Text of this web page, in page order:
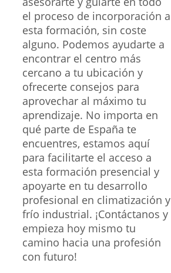
el proceso de incorporación a
esta formación, sin coste
alguno. Podemos ayudarte a
encontrar el centro más
cercano a tu ubicación y
ofrecerte consejos para
aprovechar al máximo tu
aprendizaje. No importa en
qué parte de España te
encuentres, estamos aquí
para facilitarte el acceso a
esta formación presencial y
apoyarte en tu desarrollo
profesional en climatización y
frío industrial. ¡Contáctanos y
empieza hoy mismo tu
camino hacia una profesión
con futuro!